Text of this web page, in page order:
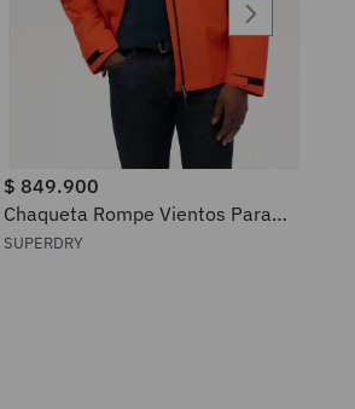
$ 849.900
Chaqueta Rompe Vientos Para
Hombre Waterproof Superdry
SUPERDRY